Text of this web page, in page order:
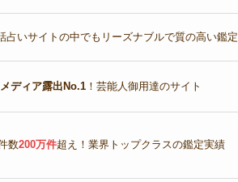
占いサイトの中でもリーズナブルで質の高い鑑定
メディア露出No.1 ！芸能人御用達のサイト
数200万件超え！業界トップクラスの鑑定実績